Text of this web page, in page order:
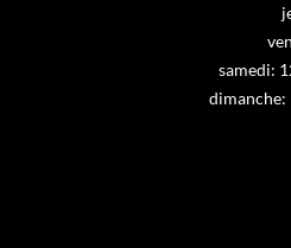
samedi:
dimanche: